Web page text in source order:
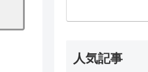
人気記事